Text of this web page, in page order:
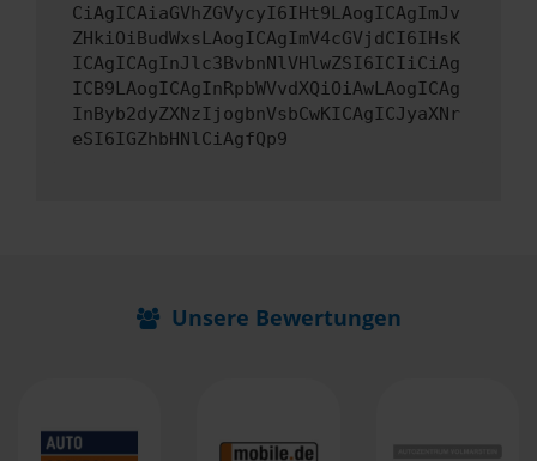
CiAgICAiaGVhZGVycyI6IHt9LAogICAgImJv
ZHkiOiBudWxsLAogICAgImV4cGVjdCI6IHsK
ICAgICAgInJlc3BvbnNlVHlwZSI6ICIiCiAg
ICB9LAogICAgInRpbWVvdXQiOiAwLAogICAg
InByb2dyZXNzIjogbnVsbCwKICAgICJyaXNr
eSI6IGZhbHNlCiAgfQp9
Unsere Bewertungen